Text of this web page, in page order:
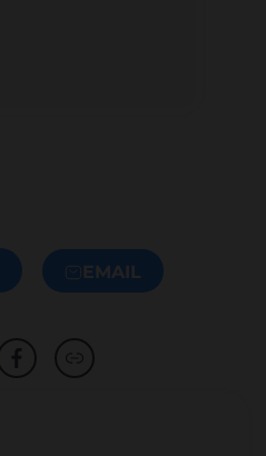
EMAIL